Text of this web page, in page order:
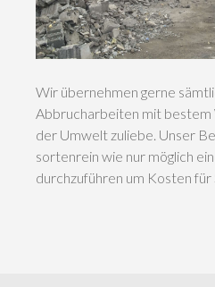
Wir übernehmen gerne
Abbrucharbeiten mit bestem
der Umwelt zuliebe. Unser
sortenrein wie nur möglich
durchzuführen um Kosten für